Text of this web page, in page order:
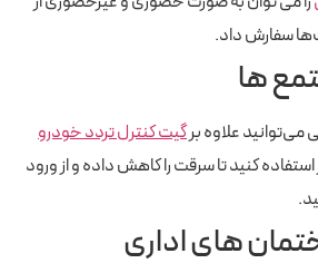
سفارش داد.
ها
علاوه برگیت کنترل تردد خودرو
استفاده کنید تا سرقت را کاهش داده و از ورود
های اداری